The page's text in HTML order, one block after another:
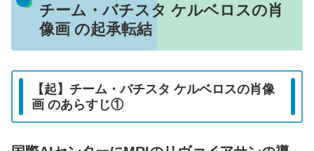
チーム・バチスタ ケルベロスの肖
像画 の起承転結
【起】チーム・バチスタ ケルベロスの肖像
画 のあらすじ①